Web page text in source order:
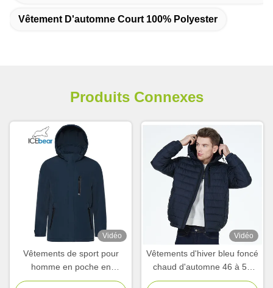
Vêtement D'automne Court 100% Polyester
Produits Connexes
Vidéo
Vêtements de sport pour
homme en poche en
automne Vêtements d'hiver
Vidéo
Vêtements d'hiver bleu foncé
chaud d'automne 46 à 54
plus taille Vêtements